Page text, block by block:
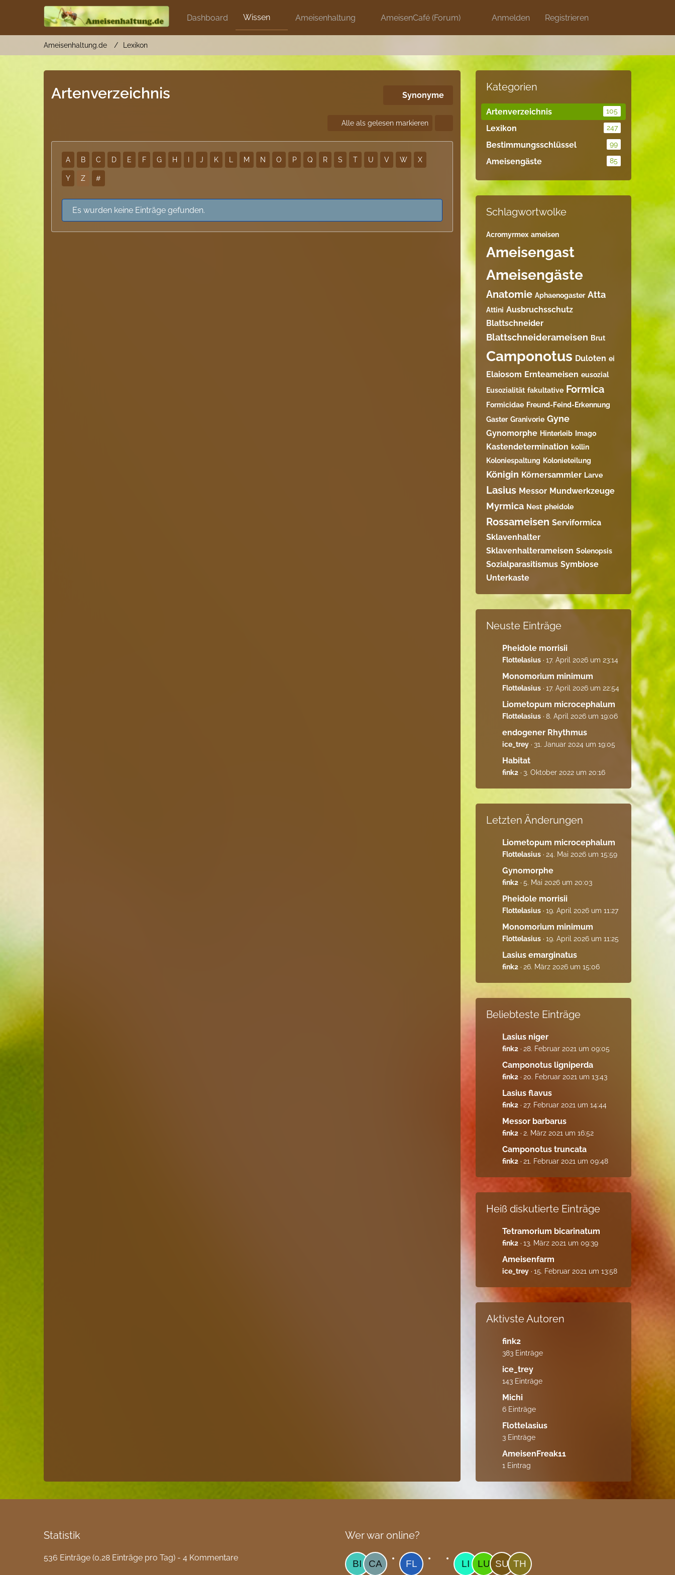
Anmelden Registrieren
Dashboard Wissen Ameisenhaltung AmeisenCafé (Forum) Discord Artikel Blog
Ameisenhaltung.de Lexikon
Artenverzeichnis Synonyme
Alle als gelesen markieren
A B C D E F G H J K M N O P Q R S T U V W X
Y Z #
Es wurden keine Einträge gefunden.
Kategorien
Artenverzeichnis 105
Lexikon 247
Bestimmungsschlüssel 99
Ameisengäste 85
Schlagwortwolke
Acromyrmex ameisen
Ameisengast
Ameisengäste
Anatomie Aphaenogaster Atta
Attini Ausbruchsschutz
Blattschneider
Blattschneiderameisen Brut
Camponotus Duloten ei
Elaiosom Ernteameisen eusozial
Eusozialität fakultative Formica
Formicidae Freund-Feind-Erkennung
Gaster Granivorie Gyne
Gynomorphe Hinterleib Imago
Kastendetermination kollin
Koloniespaltung Kolonieteilung
Königin Körnersammler Larve
Lasius Messor Mundwerkzeuge
Myrmica Nest pheidole
Rossameisen Serviformica
Sklavenhalter
Sklavenhalterameisen Solenopsis
Sozialparasitismus Symbiose
Unterkaste
Neuste Einträge
Pheidole morrisii
Flottelasius 17. April 2026 um 23:14
Monomorium minimum
Flottelasius 17. April 2026 um 22:54
Liometopum microcephalum
Flottelasius 8. April 2026 um 19:06
endogener Rhythmus
ice_trey 31. Januar 2024 um 19:05
Habitat
fink2 3. Oktober 2022 um 20:16
Letzten Änderungen
Liometopum microcephalum
Flottelasius 24. Mai 2026 um 15:59
Gynomorphe
fink2 5. Mai 2026 um 20:03
Pheidole morrisii
Flottelasius 19. April 2026 um 11:27
Monomorium minimum
Flottelasius 19. April 2026 um 11:25
Lasius emarginatus
fink2 26. März 2026 um 15:06
Beliebteste Einträge
Lasius niger
fink2 28. Februar 2021 um 09:05
Camponotus ligniperda
fink2 20. Februar 2021 um 13:43
Lasius flavus
fink2 27. Februar 2021 um 14:44
Messor barbarus
fink2 2. März 2021 um 16:52
Camponotus truncata
fink2 21. Februar 2021 um 09:48
Heiß diskutierte Einträge
Tetramorium bicarinatum
fink2 13. März 2021 um 09:39
Ameisenfarm
ice_trey 15. Februar 2021 um 13:58
Aktivste Autoren
fink2
383 Einträge
ice_trey
143 Einträge
Michi
6 Einträge
Flottelasius
3 Einträge
AmeisenFreak11
1 Eintrag
Statistik
536 Einträge (0,28 Einträge pro Tag) - 4 Kommentare
Wer war online?